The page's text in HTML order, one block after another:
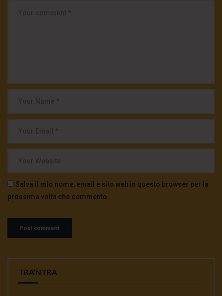
Salva il mio nome, email e sito web in questo browser per la
prossima volta che commento.
TRA’NTRA